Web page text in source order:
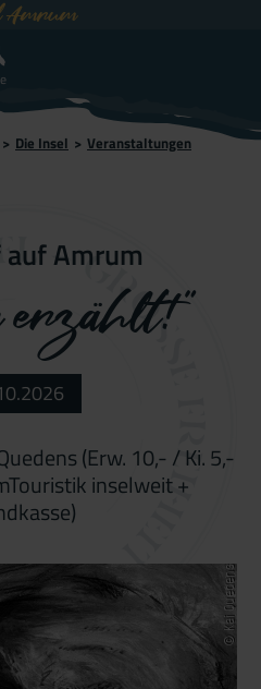
Amrum
> Die Insel > Veranstaltungen
Amrum
erzählt!"
(Erw. 10,- / Ki. 5,-
inselweit +
© Kai Quedens